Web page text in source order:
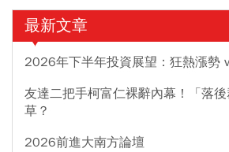
最新文章
2026年下半年投資展望：狂熱漲勢
友達二把手柯富仁裸辭內幕！「落
草？
2026前進大南方論壇